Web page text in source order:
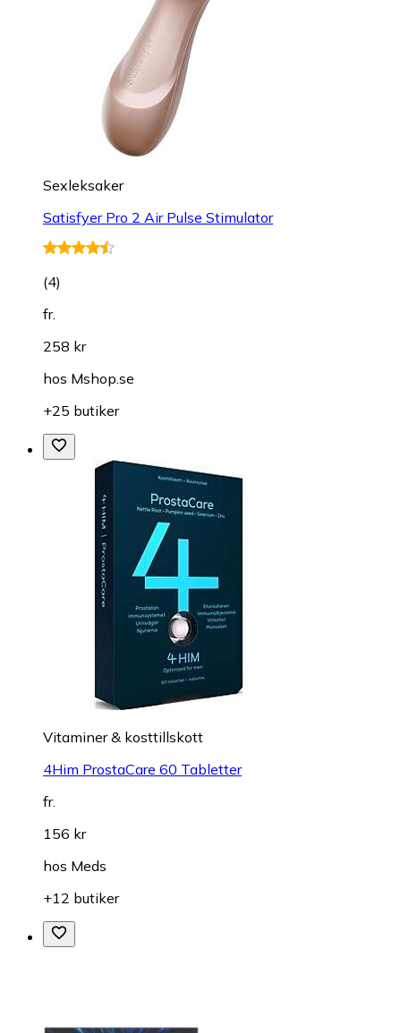
Sexleksaker
Satisfyer Pro 2 Air Pulse Stimulator
(4)
fr.
258 kr
hos Mshop.se
+25 butiker
Vitaminer & kosttillskott
4Him ProstaCare 60 Tabletter
fr.
156 kr
hos Meds
+12 butiker